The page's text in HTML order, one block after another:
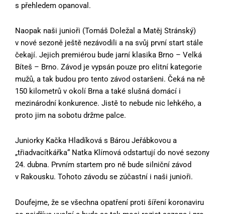
s přehledem opanoval.
Naopak naši junioři (Tomáš Doležal a Matěj Stránský)
v nové sezoně ještě nezávodili a na svůj první start stále
čekají. Jejich premiérou bude jarní klasika Brno – Velká
Bíteš – Brno. Závod je vypsán pouze pro elitní kategorie
mužů, a tak budou pro tento závod ostaršeni. Čeká na ně
150 kilometrů v okolí Brna a také slušná domácí i
mezinárodní konkurence. Jistě to nebude nic lehkého, a
proto jim na sobotu držme palce.
Juniorky Kačka Hladíková s Bárou Jeřábkovou a
„třiadvacítkářka“ Natka Klímová odstartují do nové sezony
24. dubna. Prvním startem pro ně bude silniční závod
v Rakousku. Tohoto závodu se zúčastní i naši junioři.
Doufejme, že se všechna opatření proti šíření koronaviru